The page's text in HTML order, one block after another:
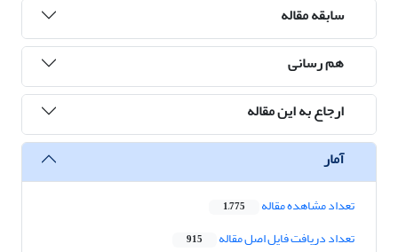
سابقه مقاله
هم رسانی
ارجاع به این مقاله
آمار
تعداد مشاهده مقاله 1,775
تعداد دریافت فایل اصل مقاله 915